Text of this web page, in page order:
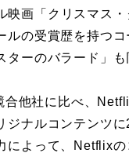
映画「クリスマス
ルの受賞歴を持つ
ーのバラード」も
合他社に比べ、
ジナルコンテンツ
によって、Netflix